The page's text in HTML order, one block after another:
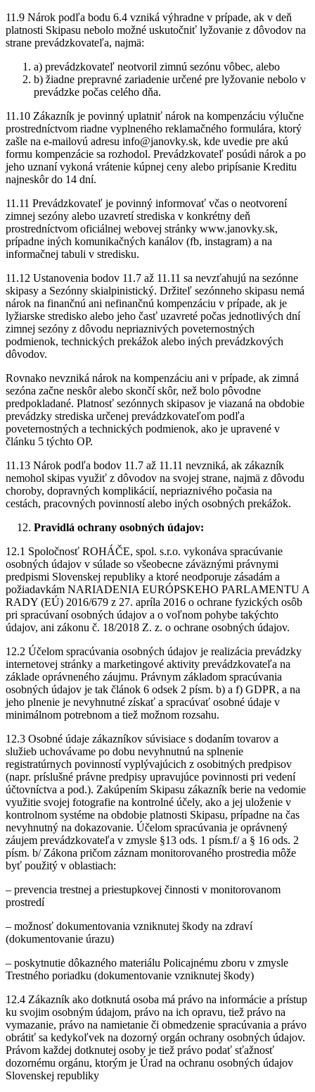
11.9 Nárok podľa bodu 6.4 vzniká výhradne v prípade, ak v deň
platnosti Skipasu nebolo možné uskutočniť lyžovanie z dôvodov na
strane prevádzkovateľa, najmä:
a) prevádzkovateľ neotvoril zimnú sezónu vôbec, alebo
b) žiadne prepravné zariadenie určené pre lyžovanie nebolo v
prevádzke počas celého dňa.
11.10 Zákazník je povinný uplatniť nárok na kompenzáciu výlučne
prostredníctvom riadne vyplneného reklamačného formulára, ktorý
zašle na e-mailovú adresu info@janovky.sk, kde uvedie pre akú
formu kompenzácie sa rozhodol. Prevádzkovateľ posúdi nárok a po
jeho uznaní vykoná vrátenie kúpnej ceny alebo pripísanie Kreditu
najneskôr do 14 dní.
11.11 Prevádzkovateľ je povinný informovať včas o neotvorení
zimnej sezóny alebo uzavretí strediska v konkrétny deň
prostredníctvom oficiálnej webovej stránky www.janovky.sk,
prípadne iných komunikačných kanálov (fb, instagram) a na
informačnej tabuli v stredisku.
11.12 Ustanovenia bodov 11.7 až 11.11 sa nevzťahujú na sezónne
skipasy a Sezónny skialpinistický. Držiteľ sezónneho skipasu nemá
nárok na finančnú ani nefinančnú kompenzáciu v prípade, ak je
lyžiarske stredisko alebo jeho časť uzavreté počas jednotlivých dní
zimnej sezóny z dôvodu nepriaznivých poveternostných
podmienok, technických prekážok alebo iných prevádzkových
dôvodov.
Rovnako nevzniká nárok na kompenzáciu ani v prípade, ak zimná
sezóna začne neskôr alebo skončí skôr, než bolo pôvodne
predpokladané. Platnosť sezónnych skipasov je viazaná na obdobie
prevádzky strediska určenej prevádzkovateľom podľa
poveternostných a technických podmienok, ako je upravené v
článku 5 týchto OP.
11.13 Nárok podľa bodov 11.7 až 11.11 nevzniká, ak zákazník
nemohol skipas využiť z dôvodov na svojej strane, najmä z dôvodu
choroby, dopravných komplikácií, nepriaznivého počasia na
cestách, pracovných povinností alebo iných osobných prekážok.
Pravidlá ochrany osobných údajov:
12.1 Spoločnosť ROHÁČE, spol. s.r.o. vykonáva spracúvanie
osobných údajov v súlade so všeobecne záväznými právnymi
predpismi Slovenskej republiky a ktoré neodporuje zásadám a
požiadavkám NARIADENIA EURÓPSKEHO PARLAMENTU A
RADY (EÚ) 2016/679 z 27. apríla 2016 o ochrane fyzických osôb
pri spracúvaní osobných údajov a o voľnom pohybe takýchto
údajov, ani zákonu č. 18/2018 Z. z. o ochrane osobných údajov.
12.2 Účelom spracúvania osobných údajov je realizácia prevádzky
internetovej stránky a marketingové aktivity prevádzkovateľa na
základe oprávneného záujmu. Právnym základom spracúvania
osobných údajov je tak článok 6 odsek 2 písm. b) a f) GDPR, a na
jeho plnenie je nevyhnutné získať a spracúvať osobné údaje v
minimálnom potrebnom a tiež možnom rozsahu.
12.3 Osobné údaje zákazníkov súvisiace s dodaním tovarov a
služieb uchovávame po dobu nevyhnutnú na splnenie
registratúrnych povinností vyplývajúcich z osobitných predpisov
(napr. príslušné právne predpisy upravujúce povinnosti pri vedení
účtovníctva a pod.). Zakúpením Skipasu zákazník berie na vedomie
využitie svojej fotografie na kontrolné účely, ako a jej uloženie v
kontrolnom systéme na obdobie platnosti Skipasu, prípadne na čas
nevyhnutný na dokazovanie. Účelom spracúvania je oprávnený
záujem prevádzkovateľa v zmysle §13 ods. 1 písm.f/ a § 16 ods. 2
písm. b/ Zákona pričom záznam monitorovaného prostredia môže
byť použitý v oblastiach:
– prevencia trestnej a priestupkovej činnosti v monitorovanom
prostredí
– možnosť dokumentovania vzniknutej škody na zdraví
(dokumentovanie úrazu)
– poskytnutie dôkazného materiálu Policajnému zboru v zmysle
Trestného poriadku (dokumentovanie vzniknutej škody)
12.4 Zákazník ako dotknutá osoba má právo na informácie a prístup
ku svojim osobným údajom, právo na ich opravu, tiež právo na
vymazanie, právo na namietanie či obmedzenie spracúvania a právo
obrátiť sa kedykoľvek na dozorný orgán ochrany osobných údajov.
Právom každej dotknutej osoby je tiež právo podať sťažnosť
dozornému orgánu, ktorým je Úrad na ochranu osobných údajov
Slovenskej republiky